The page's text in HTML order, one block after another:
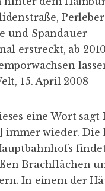
und Spandauer
erstreckt, ab
15. April 2008
eine Wort sagt
immer wieder. Die
Brachflächen
In einem der